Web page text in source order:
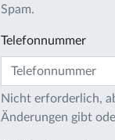
Spam.
Telefonnummer
Nicht erforderlich,
Änderungen gibt